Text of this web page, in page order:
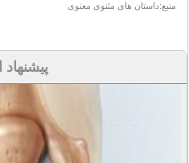
منبع:داستان های مثنوی معنوی
پیشنهاد